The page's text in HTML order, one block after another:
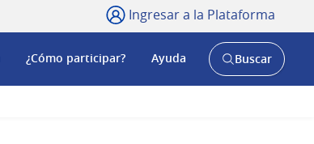
Ingresar a la Plataforma
¿Cómo participar? Ayuda
AbrirBuscar